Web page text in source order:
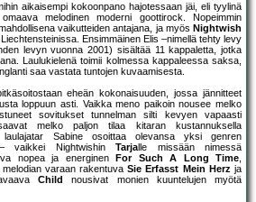
aikaisempi kokoonpano hajotessaan jäi, eli tyylinä
melodinen moderni goottirock. Nopeimmin
vaikutteiden antajana, ja myös Nightwish
Ensimmäinen Elis –nimellä tehty levy
levyn vuonna 2001) sisältää 11 kappaletta, jotka
Laulukielenä toimii kolmessa kappaleessa saksa,
saa vastata tuntojen kuvaamisesta.
eheän kokonaisuuden, jossa jännitteet
loppuun asti. Vaikka meno paikoin nousee melko
sovitukset tunnelman silti kevyen vapaasti
melko paljon tilaa kitaran kustannuksella
laulajatar Sabine osoittaa olevansa yksi genren
– vaikkei NightwishinTarjalle missään nimessä
nopea ja energinen
For Such A Long Time,
melodian varaan rakentuvaSie Erfasst Mein Herzja
Child
nousivat monien kuuntelujen myötä